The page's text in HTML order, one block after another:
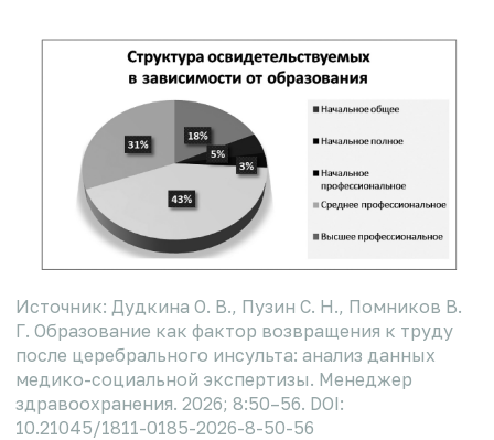
Источник: Дудкина О. В., Пузин С. Н., Помников В.
Г. Образование как фактор возвращения к труду
после церебрального инсульта: анализ данных
медико-социальной экспертизы. Менеджер
здравоохранения. 2026; 8:50–56. DOI:
10.21045/1811-0185-2026-8-50-56